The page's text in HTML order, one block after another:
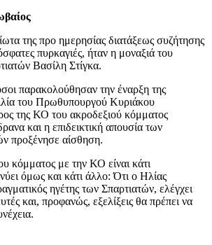
της προ ημερησίας διατάξεως συζήτησης
πυρκαγιές, ήταν η μοναξιά του
Βασίλη Στίγκα.
παρακολούθησαν την έναρξη της
του Πρωθυπουργού Κυριάκου
της ΚΟ του ακροδεξιού κόμματος
και η επιδεικτική απουσία των
προξένησε αίσθηση.
κόμματος με την ΚΟ είναι κάτι
όμως και κάτι άλλο: Ότι ο Ηλίας
ηγέτης των Σπαρτιατών, ελέγχει
και, προφανώς, εξελίξεις θα πρέπει να